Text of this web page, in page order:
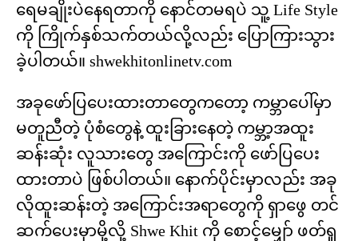
ရေမချိုးပဲနေရတာကို နောင်တမရပဲ သူ့ Life Style
ကို ကြိုက်နှစ်သက်တယ်လို့လည်း ပြောကြားသွား
ခဲ့ပါတယ်။ shwekhitonlinetv.com
အခုဖော်ပြပေးထားတာတွေကတော့ ကမ္ဘာပေါ်မှာ
မတူညီတဲ့ ပုံစံတွေနဲ့ ထူးခြားနေတဲ့ ကမ္ဘာ့အထူး
ဆန်းဆုံး လူသားတွေ အကြောင်းကို ဖော်ပြပေး
ထားတာပဲ ဖြစ်ပါတယ်။ နောက်ပိုင်းမှာလည်း အခု
လိုထူးဆန်းတဲ့ အကြောင်းအရာတွေကို ရှာဖွေ တင်
ဆက်ပေးမှာမို့လို့ Shwe Khit ကို စောင့်မျှော် ဖတ်ရှု